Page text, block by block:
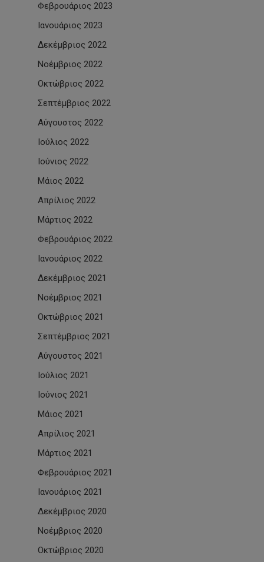
Φεβρουάριος 2023
Ιανουάριος 2023
Δεκέμβριος 2022
Νοέμβριος 2022
Οκτώβριος 2022
Σεπτέμβριος 2022
Αύγουστος 2022
Ιούλιος 2022
Ιούνιος 2022
Μάιος 2022
Απρίλιος 2022
Μάρτιος 2022
Φεβρουάριος 2022
Ιανουάριος 2022
Δεκέμβριος 2021
Νοέμβριος 2021
Οκτώβριος 2021
Σεπτέμβριος 2021
Αύγουστος 2021
Ιούλιος 2021
Ιούνιος 2021
Μάιος 2021
Απρίλιος 2021
Μάρτιος 2021
Φεβρουάριος 2021
Ιανουάριος 2021
Δεκέμβριος 2020
Νοέμβριος 2020
Οκτώβριος 2020